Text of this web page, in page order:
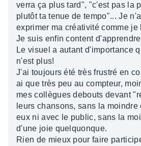
verra ça plus tard", "c'est pas la
plutôt ta tenue de tempo"... Je
exprimer ma créativité comme je
Je suis enfin content
Le visuel a autant d'importance
n'est plus!
J'ai toujours été très frustré en
ai que très peu au compteur,
mes collègues debouts devant
leurs chansons, sans la
eux ni avec le public, sans la
d'une joie quelquonque.
Rien de mieux pour faire